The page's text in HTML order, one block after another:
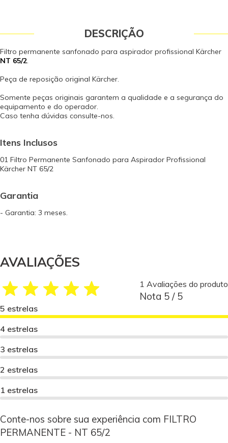
DESCRIÇÃO
Filtro permanente sanfonado para aspirador profissional Kärcher
NT 65/2.
Peça de reposição original Kärcher.
Somente peças originais garantem a qualidade e a segurança do
equipamento e do operador.
Caso tenha dúvidas consulte-nos.
Itens Inclusos
01 Filtro Permanente Sanfonado para Aspirador Profissional
Kärcher NT 65/2
Garantia
- Garantia: 3 meses.
AVALIAÇÕES
1 Avaliações do produto
Nota 5 / 5
5 estrelas
4 estrelas
3 estrelas
2 estrelas
1 estrelas
Conte-nos sobre sua experiência com FILTRO
PERMANENTE - NT 65/2